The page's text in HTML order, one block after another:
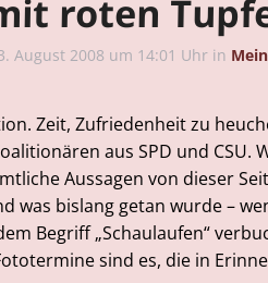
roten
August 2008 um 14:01 Uhr in
Zeit, Zufriedenheit zu
aus SPD und CSU.
Aussagen von dieser
was bislang getan wurde –
Begriff „Schaulaufen“
sind es, die in